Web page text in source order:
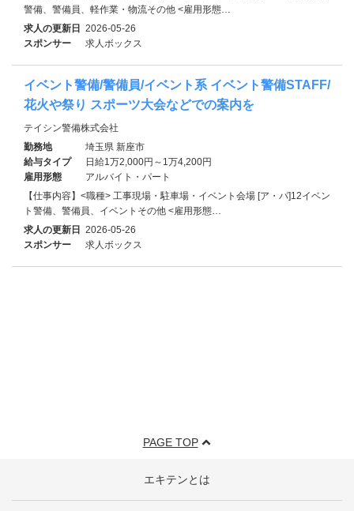
警備、警備員、軽作業・物流その他 <雇用形態…
求人の更新日 2026-05-26
スポンサー
求人ボックス
イベント警備/警備員/イベント系 イベント警備STAFF/
花火や祭り スポーツ大会などでの案内を
テイシン警備株式会社
勤務地
埼玉県 新座市
給与タイプ
日給1万2,000円～1万4,200円
雇用形態
アルバイト・パート
【仕事内容】<職種> 工事現場・駐車場・イベント会場 [ア・パ]12イベン
ト警備、警備員、イベントその他 <雇用形態…
求人の更新日 2026-05-26
スポンサー
求人ボックス
PAGE TOP
エキテンとは